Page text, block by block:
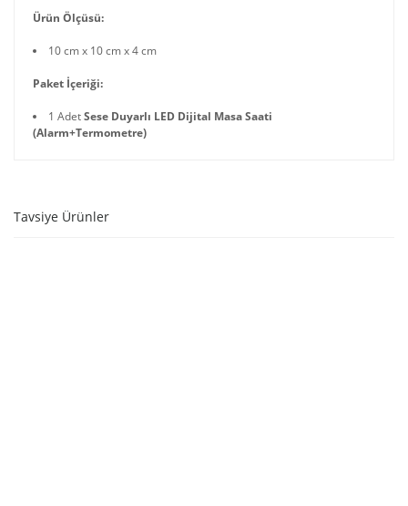
Ürün Ölçüsü:
10 cm x 10 cm x 4 cm
Paket İçeriği:
1 AdetSese Duyarlı LED Dijital Masa Saati
(Alarm+Termometre)
Tavsiye Ürünler